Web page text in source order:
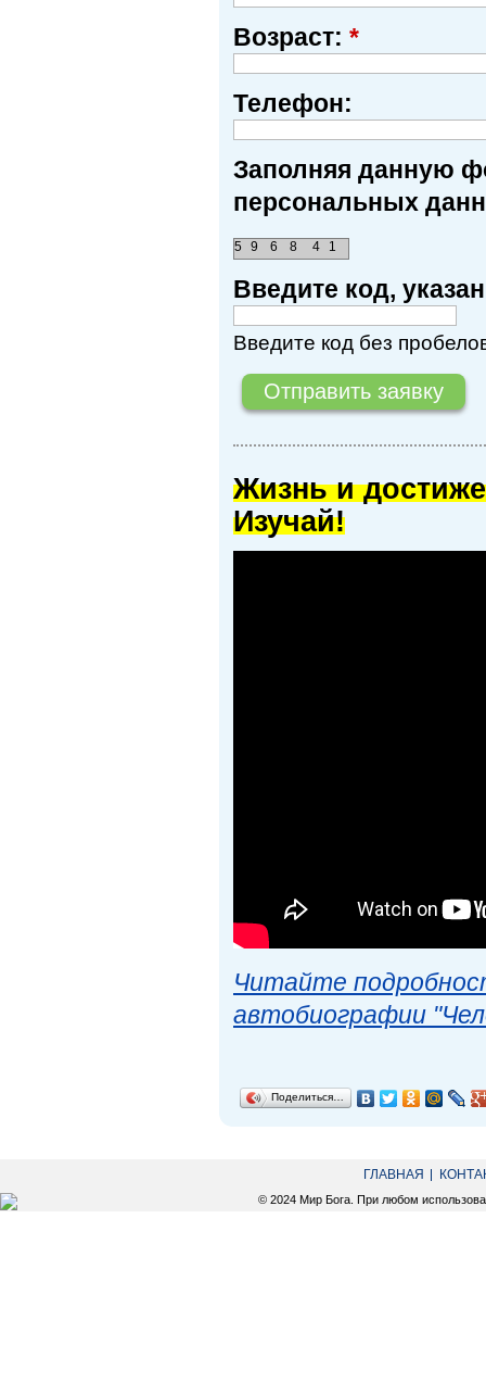
Возраст: *
Телефон:
Заполняя данную
персональных
4 1
5 9 8
6
Введите код,
Введите код без
Жизнь и
Изучай!
Читайте
автобиографии
Поделиться…
ГЛАВНАЯ
© 2024 Мир Бога. При любом